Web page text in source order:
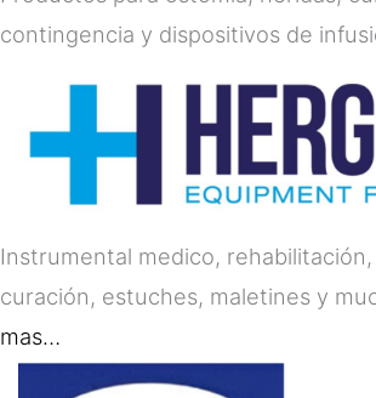
contingencia y dispositivos de
Instrumental medico,
curación, estuches, maletines y
mas…